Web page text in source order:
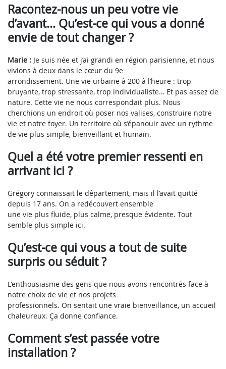
Racontez-nous un peu votre vie
d’avant… Qu’est-ce qui vous a donné
envie de tout changer ?
Marie : Je suis née et j’ai grandi en région parisienne, et nous
vivions à deux dans le cœur du 9e
arrondissement. Une vie urbaine à 200 à l’heure : trop
bruyante, trop stressante, trop individualiste… Et pas assez de
nature. Cette vie ne nous correspondait plus. Nous
cherchions un endroit où poser nos valises, construire notre
vie et notre foyer. Un territoire où s’épanouir avec un rythme
de vie plus simple, bienveillant et humain.
Quel a été votre premier ressenti en
arrivant ici ?
Grégory connaissait le département, mais il l’avait quitté
depuis 17 ans. On a redécouvert ensemble
une vie plus fluide, plus calme, presque évidente. Tout
semble plus simple ici.
Qu’est-ce qui vous a tout de suite
surpris ou séduit ?
L'enthousiasme des gens que nous avons rencontrés face à
notre choix de vie et nos projets
professionnels. On sentait une vraie bienveillance, un accueil
chaleureux. Ça donne confiance.
Comment s’est passée votre
installation ?